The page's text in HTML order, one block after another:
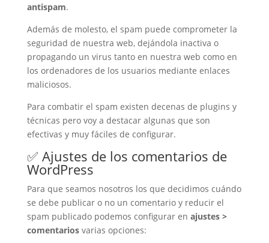
antispam.
Además de molesto, el spam puede comprometer la
seguridad de nuestra web, dejándola inactiva o
propagando un virus tanto en nuestra web como en
los ordenadores de los usuarios mediante enlaces
maliciosos.
Para combatir el spam existen decenas de plugins y
técnicas pero voy a destacar algunas que son
efectivas y muy fáciles de configurar.
✅ Ajustes de los comentarios de
WordPress
Para que seamos nosotros los que decidimos cuándo
se debe publicar o no un comentario y reducir el
spam publicado podemos configurar en ajustes >
comentariosvarias opciones: